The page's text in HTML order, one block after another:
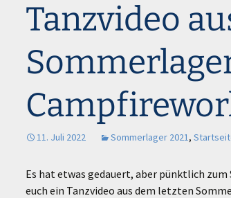
Tanzvideo
11. Juli 2022 Sommerlager 2021,
Es hat etwas gedauert, aber pünktlich
euch ein Tanzvideo aus dem letzten